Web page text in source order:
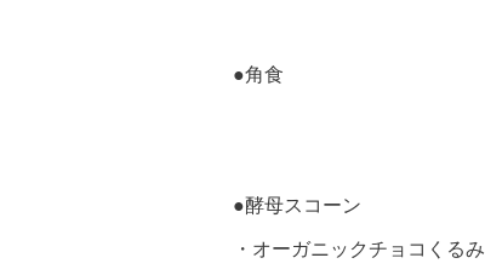
●角食
●酵母スコーン
・オーガニックチョコくるみ